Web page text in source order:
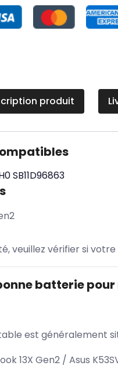
produit
SB11D96863
veuillez vérifier si
batterie
est généralement
13X Gen2 / Asus